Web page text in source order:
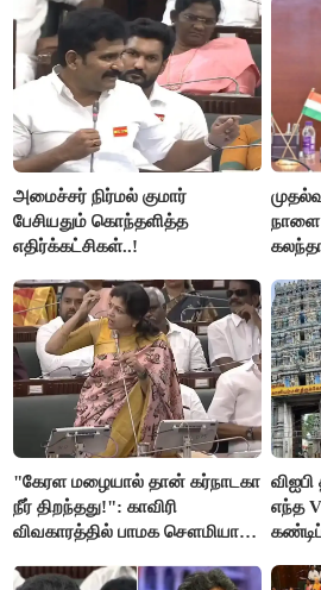
அமைச்சர் நிர்மல் குமார்
பேசியதும் கொந்தளித்த
எதிர்க்கட்சிகள்..!
நாளை
"கேரள மழையால் தான் கர்நாடகா
நீர் திறந்தது!": காவிரி
விவகாரத்தில் பாமக சௌமியா
எந்த